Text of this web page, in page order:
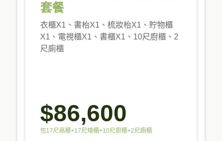
套餐
衣櫃X1、書枱X1、梳妝枱X1、貯物櫃
X1、電視櫃X1、書櫃X1、10尺廚櫃、2
尺廁櫃
$86,600
包17尺高櫃+17尺矮櫃+10尺廚櫃+2尺廁櫃